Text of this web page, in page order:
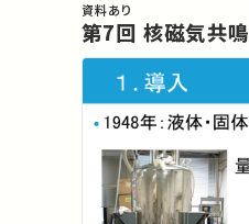
資料あり
第7回 核磁気共鳴